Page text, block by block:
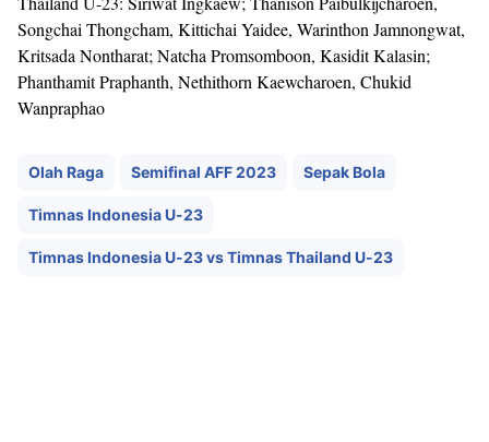
Songchai Thongcham, Kittichai Yaidee, Warinthon Jamnongwat,
Kritsada Nontharat; Natcha Promsomboon, Kasidit Kalasin;
Phanthamit Praphanth, Nethithorn Kaewcharoen, Chukid
Wanpraphao
Olah Raga Semifinal AFF 2023 Sepak Bola
Timnas Indonesia U-23
Timnas Indonesia U-23 vs Timnas Thailand U-23